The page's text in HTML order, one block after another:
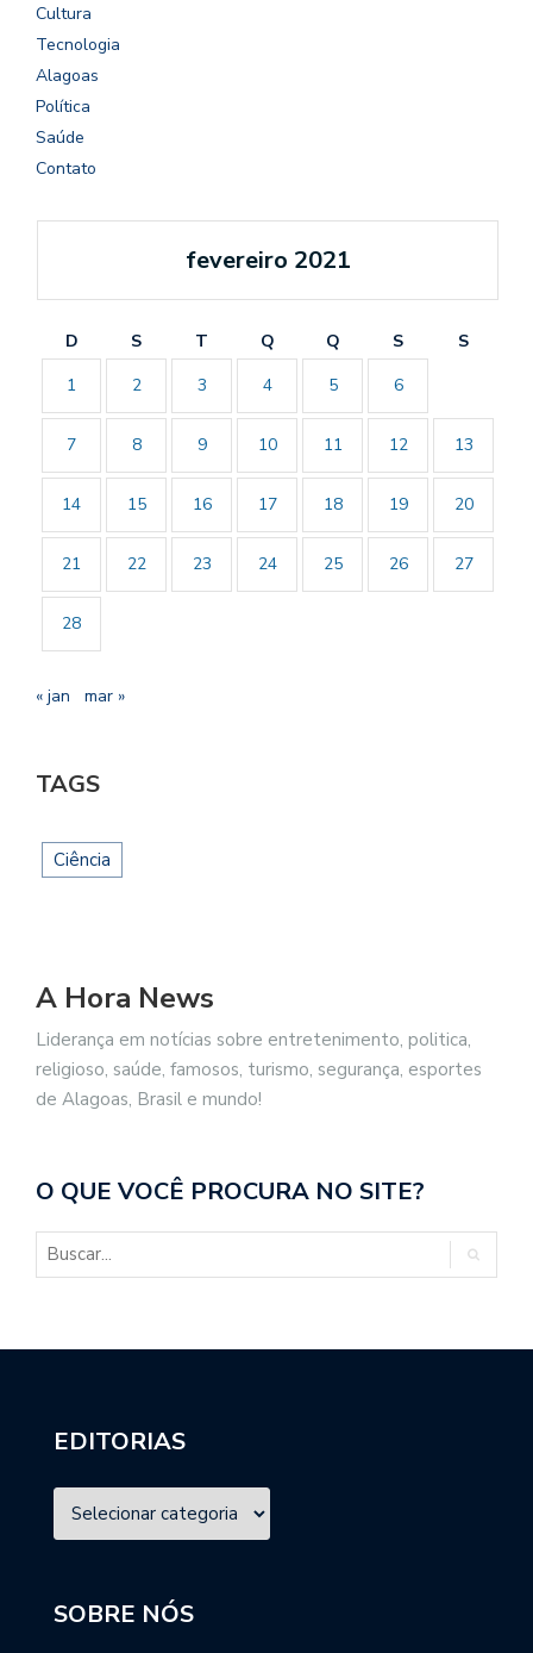
Cultura
Tecnologia
Alagoas
Política
Saúde
Contato
fevereiro 2021
D S T Q Q S
S
1
2 3 4 5 6
7 8 9 10 11 12 13
14 15 16 17 18 19 20
21 22 23 24 25 26 27
28
« jan mar »
TAGS
Ciência
A Hora News
Liderança em notícias sobre entretenimento, politica,
religioso, saúde, famosos, turismo, segurança, esportes
de Alagoas, Brasil e mundo!
O QUE VOCÊ PROCURA NO SITE?
EDITORIAS
SOBRE NÓS